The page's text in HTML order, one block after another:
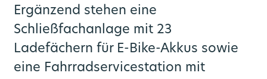
Ergänzend stehen eine
Schließfachanlage mit 23
Ladefächern für E-Bike-Akkus sowie
eine Fahrradservicestation mit